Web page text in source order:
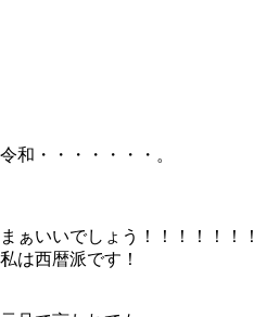
令和・・・・・・・。
まぁいいでしょう！！！！！！！
私は西暦派です！